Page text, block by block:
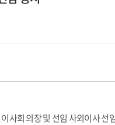
사회 의장 및 선임 사외이사 선